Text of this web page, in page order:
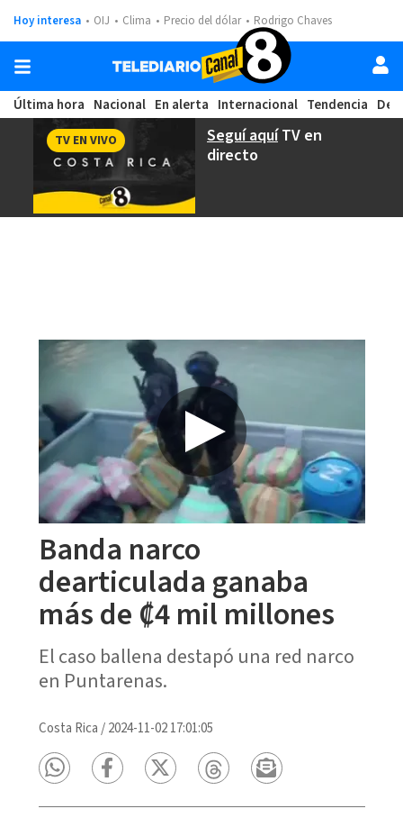
Hoy interesa OIJ Clima Precio del dólar Rodrigo Chaves
Última hora Nacional En alerta Internacional Tendencia
Seguí aquíTV en
directo
TV EN VIVO
Banda narco
dearticulada ganaba
más de ₡4 mil millones
El caso ballena destapó una red narco
en Puntarenas.
Costa Rica /2024-11-02 17:01:05